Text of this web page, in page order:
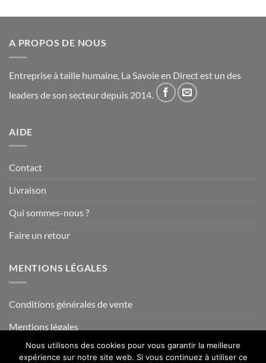
A PROPOS DE NOUS
Entreprise à taille humaine, La Savoie en Direct est un des
leaders de son secteur depuis 2014.
AIDE
Contact
Livraison
Qui sommes-nous ?
Faire un retour
MENTIONS LÉGALES
Conditions générales de vente
Mentions légales
Nous utilisons des cookies pour vous garantir la meilleure
expérience sur notre site web. Si vous continuez à utiliser ce